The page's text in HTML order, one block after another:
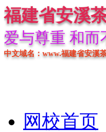
福建省安溪
爱与尊重 和而
中文域名：www.福建省安溪
网校首页